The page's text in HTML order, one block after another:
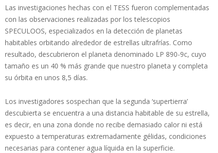
Las investigaciones hechas con el TESS fueron complementadas
con las observaciones realizadas por los telescopios
SPECULOOS, especializados en la detección de planetas
habitables orbitando alrededor de estrellas ultrafrías. Como
resultado, descubrieron el planeta denominado LP 890-9c, cuyo
tamaño es un 40 % más grande que nuestro planeta y completa
su órbita en unos 8,5 días.
Los investigadores sospechan que la segunda ‘supertierra’
descubierta se encuentra a una distancia habitable de su estrella,
es decir, en una zona donde no recibe demasiado calor ni está
expuesto a temperaturas extremadamente gélidas, condiciones
necesarias para contener agua líquida en la superficie.